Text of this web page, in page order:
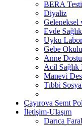
BERA Testi
Diyaliz
Geleneksel
Evde
Uyku
Gebe Okulu
Anne Dostu
Acil Sağlık
Manevi
Tıbbi
Çayırova Semt
İletişim-Ulaşım
Darıca